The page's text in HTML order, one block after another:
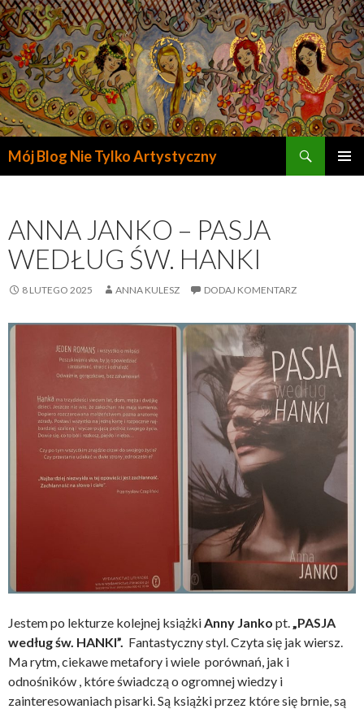
Mój Blog Nie Tylko Artystyczny
ANNA JANKO – PASJA
WEDŁUG ŚW. HANKI
8 LUTEGO 2025 ANNA KULESZ DODAJ KOMENTARZ
Jestem po lekturze kolejnej książki Anny Janko pt.
„PASJA
według św. HANKI”. Fantastyczny styl. Czyta się jak wiersz.
Ma rytm, ciekawe metafory i wiele porównań, jak i
odnośników , które świadczą o ogromnej wiedzy i
zainteresowaniach pisarki. Są książki przez które się brnie, są